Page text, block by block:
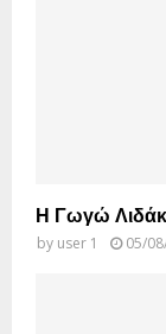
Η Γωγώ
by user 1 05/